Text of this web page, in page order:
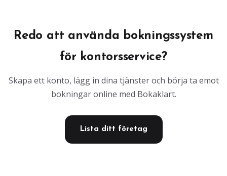
Redo att använda bokningssystem
för kontorsservice?
Skapa ett konto, lägg in dina tjänster och börja ta emot
bokningar online med Bokaklart.
Lista ditt företag